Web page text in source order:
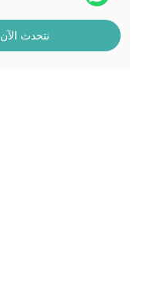
نتحدث الآن